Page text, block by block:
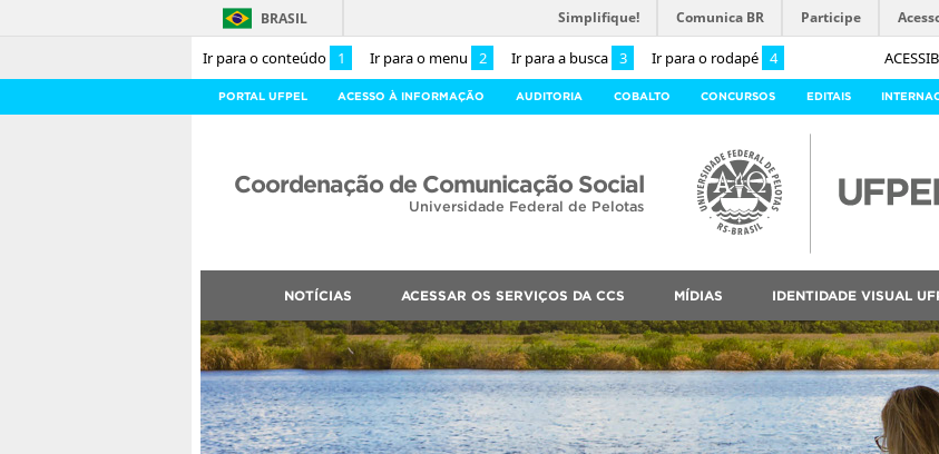
Ir para o conteúdo 1 Ir para o menu 2 Ir para a busca 3 Ir para o rodapé 4
BRASIL Simplifique! Comunica BR Participe
PORTAL UFPEL ACESSO À INFORMAÇÃO AUDITORIA COBALTO CONCURSOS EDITAIS
Coordenação de Comunicação Social
Universidade Federal de Pelotas
NOTÍCIAS ACESSAR OS SERVIÇOS DA CCS MÍDIAS IDENTIDADE VISUAL